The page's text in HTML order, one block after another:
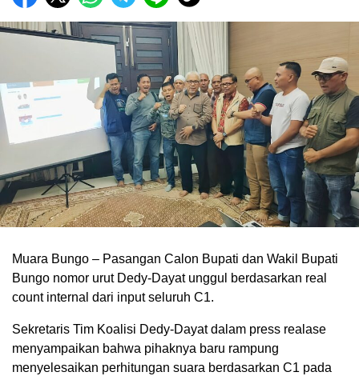
Muara Bungo – Pasangan Calon Bupati dan Wakil Bupati
Bungo nomor urut Dedy-Dayat unggul berdasarkan real
count internal dari input seluruh C1.
Sekretaris Tim Koalisi Dedy-Dayat dalam press realase
menyampaikan bahwa pihaknya baru rampung
menyelesaikan perhitungan suara berdasarkan C1 pada